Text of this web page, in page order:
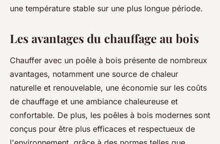
une température stable sur une plus longue période.
Les avantages du chauffage au bois
Chauffer avec un poêle à bois présente de nombreux
avantages, notamment une source de chaleur
naturelle et renouvelable, une économie sur les coûts
de chauffage et une ambiance chaleureuse et
confortable. De plus, les poêles à bois modernes sont
conçus pour être plus efficaces et respectueux de